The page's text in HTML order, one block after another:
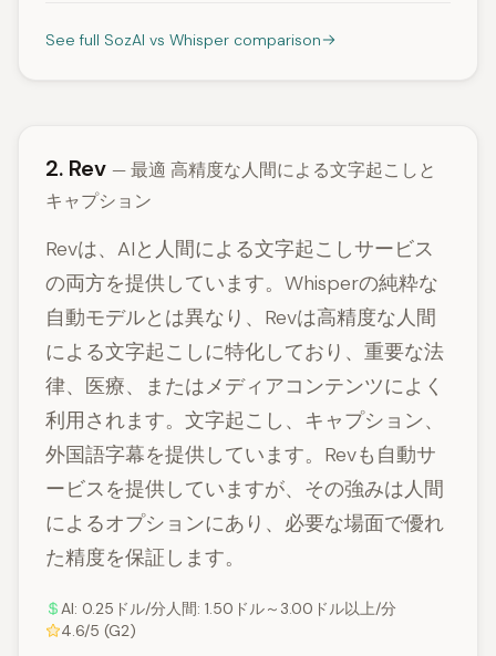
See full SozAI vs Whisper comparison
2. Rev — 最適 高精度な人間による文字起こしと
キャプション
Revは、AIと人間による文字起こしサービス
の両方を提供しています。Whisperの純粋な
自動モデルとは異なり、Revは高精度な人間
による文字起こしに特化しており、重要な法
律、医療、またはメディアコンテンツによく
利用されます。文字起こし、キャプション、
外国語字幕を提供しています。Revも自動サ
ービスを提供していますが、その強みは人間
によるオプションにあり、必要な場面で優れ
た精度を保証します。
AI: 0.25ドル/分人間: 1.50ドル～3.00ドル以上/分
4.6/5 (G2)